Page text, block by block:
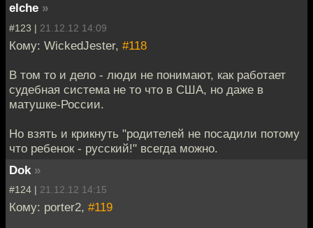
elche »
#123 | 21.12.12 14:09
Кому: WickedJester, #118
В том то и дело - люди не понимают, как работает
судебная система не то что в США, но даже в
матушке-России.
Но взять и крикнуть "родителей не посадили потому
что ребенок - русский!" всегда можно.
Dok »
#124 | 21.12.12 14:15
Кому: porter2, #119